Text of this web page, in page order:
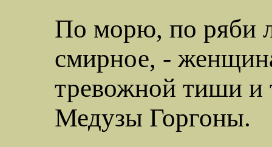
По морю, по ряби
смирное, -
тревожной тиши и
Медузы Горгоны.